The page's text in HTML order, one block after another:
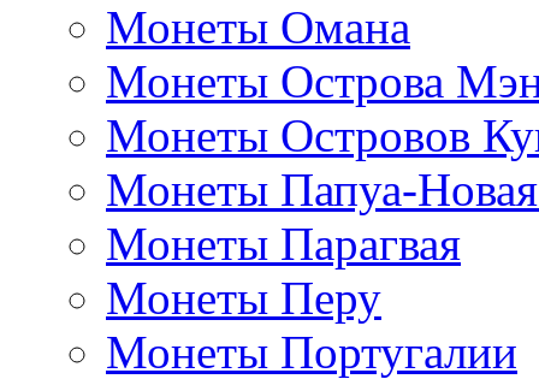
Монеты Омана
Монеты Острова
Монеты Островов
Монеты Папуа-
Монеты Парагвая
Монеты Перу
Монеты Португалии